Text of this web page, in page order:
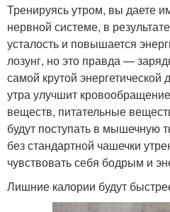
Тренируясь утром, вы даете
нервной системе, в
усталость и повышается
лозунг, но это правда —
самой крутой энергетической
утра улучшит
веществ, питательные
будут поступать в мышечную
без стандартной чашечки
чувствовать себя бодрым и
Лишние калории будут